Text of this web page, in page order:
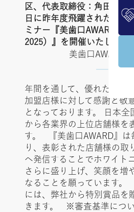
区、代表取締役：角田哲平
日に昨年度飛躍された加盟
ミナー『美歯口
2025）』を開催いたしまし
美歯口AWARD
年間を通して、優れた運営
加盟店様に対して感謝と敬
となっております。 日本全
から各業界の上位店舗様を
す。 『美歯口AWARD』は
り、表彰された店舗様の取
へ発信することでホワイト
さらに盛り上げ、笑顔を増
なることを願っています
には、弊社から特別賞品を
きます。 ※審査基準につ